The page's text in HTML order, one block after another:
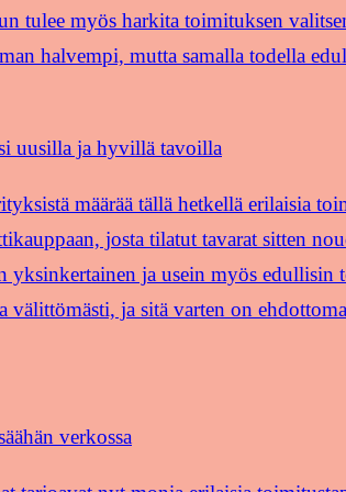
tulee myös harkita toimituksen
halvempi, mutta samalla todella
uusilla ja hyvillä tavoilla
määrää tällä hetkellä erilaisia
josta tilatut tavarat sitten
yksinkertainen ja usein myös
välittömästi, ja sitä varten on
verkossa